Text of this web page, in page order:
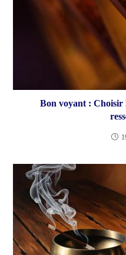
Bon voyant : Choisir